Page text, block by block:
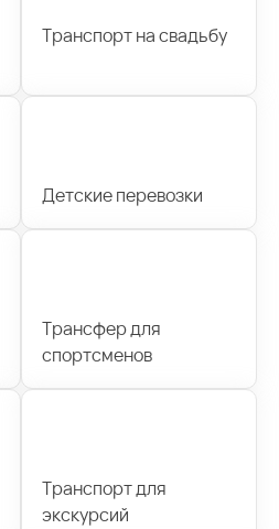
Транспорт на свадьбу
Детские перевозки
Трансфер для
спортсменов
Транспорт для
экскурсий